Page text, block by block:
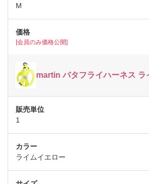
M
[会員のみ価格公開]
martin バタフライハーネス ラ
1
ライムイエロー